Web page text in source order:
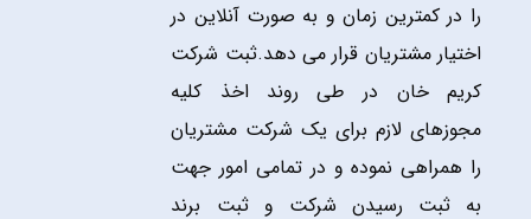
را در کمترین زمان و به صورت آنلاین در
اختیار مشتریان قرار می دهد.ثبت شرکت
کریم خان در طی روند اخذ کلیه
مجوزهای لازم برای یک شرکت مشتریان
را همراهی نموده و در تمامی امور جهت
به ثبت رسیدن شرکت و ثبت برند